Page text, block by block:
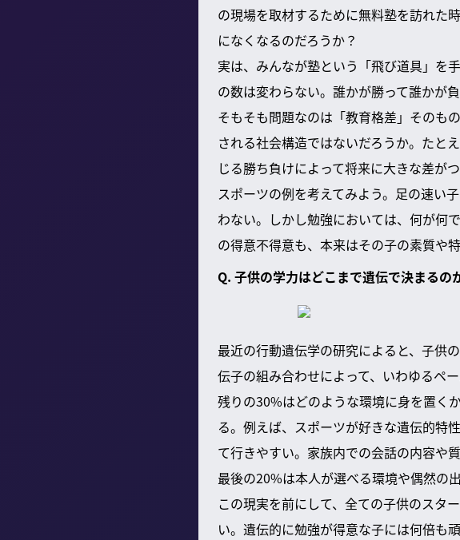
の現場を取材するために無料塾を訪れた
になくなるのだろうか？
実は、みんなが塾という「飛び道具」を
の数は変わらない。誰かが勝って誰かが
そもそも問題なのは「教育格差」そのも
される社会構造ではないだろうか。たと
じる勝ち負けによって将来に大きな差が
スポーツの例を考えてみよう。足の速い
わない。しかし勉強においては、何が何
の得意不得意も、本来はその子の素質や
Q. 子供の学力はどこまで遺伝で決まるの
最近の行動遺伝学の研究によると、子供
伝子の組み合わせによって、いわゆるペ
残りの30%はどのような環境に身を置く
る。例えば、スポーツが好きな遺伝的特
て行きやすい。家族内での会話の内容や
最後の20%は本人が選べる環境や偶然の
この現実を前にして、全ての子供のスタ
い。遺伝的に勉強が得意な子には何倍も